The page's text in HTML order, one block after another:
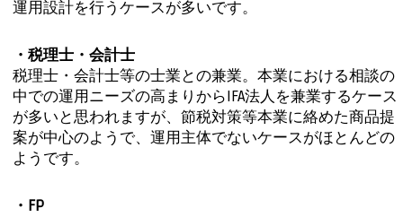
運用設計を行うケースが多いです。
・税理士・会計士
税理士・会計士等の士業との兼業。本業における相談の
中での運用ニーズの高まりからIFA法人を兼業するケース
が多いと思われますが、節税対策等本業に絡めた商品提
案が中心のようで、運用主体でないケースがほとんどの
ようです。
・FP